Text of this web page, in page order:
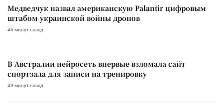
Медведчук назвал американскую Palantir цифровым
штабом украинской войны дронов
46 минут назад
В Австралии нейросеть впервые взломала сайт
спортзала для записи на тренировку
49 минут назад